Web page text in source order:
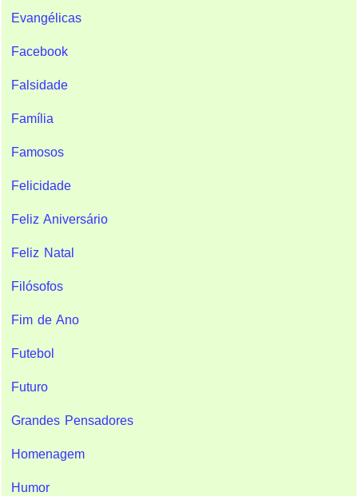
Evangélicas
Facebook
Falsidade
Família
Famosos
Felicidade
Feliz Aniversário
Feliz Natal
Filósofos
Fim de Ano
Futebol
Futuro
Grandes Pensadores
Homenagem
Humor